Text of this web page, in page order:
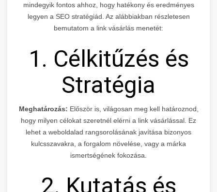
mindegyik fontos ahhoz, hogy hatékony és eredményes
legyen a SEO stratégiád. Az alábbiakban részletesen
bemutatom a link vásárlás menetét:
1. Célkitűzés és
Stratégia
Meghatározás: Először is, világosan meg kell határoznod,
hogy milyen célokat szeretnél elérni a link vásárlással. Ez
lehet a weboldalad rangsorolásának javítása bizonyos
kulcsszavakra, a forgalom növelése, vagy a márka
ismertségének fokozása.
2. Kutatás és